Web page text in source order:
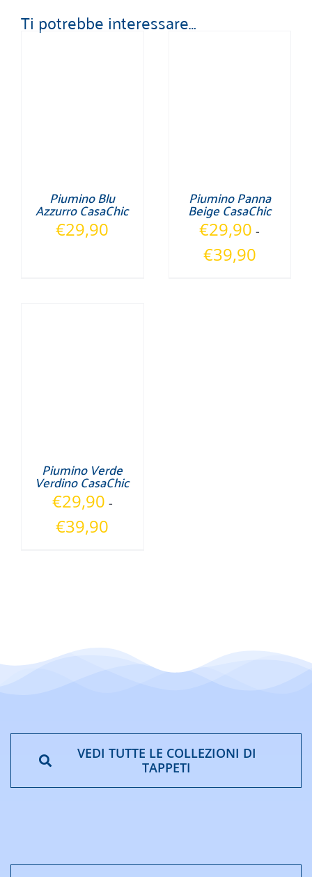
Ti potrebbe interessare…
Piumino Blu
Azzurro CasaChic
€29,90
Piumino Panna
Beige CasaChic
€29,90 -
€39,90Fascia
Piumino Verde
Verdino CasaChic
€29,90 -
€39,90
VEDI TUTTE LE COLLEZIONI DI
TAPPETI